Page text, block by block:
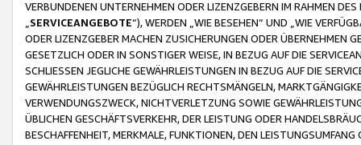
VERBUNDENEN UNTERNEHMEN ODER LIZENZGEBERN IM RAHMEN
SERVICEANGEBOTE“), WERDEN „WIE BESEHEN“ UND „WIE
ODER LIZENZGEBER MACHEN ZUSICHERUNGEN ODER ÜBERNEHMEN
GESETZLICH ODER IN SONSTIGER WEISE, IN BEZUG AUF DIE
SCHLIESSEN JEGLICHE GEWÄHRLEISTUNGEN IN BEZUG AUF DIE
GEWÄHRLEISTUNGEN BEZÜGLICH RECHTSMÄNGELN,
VERWENDUNGSZWECK, NICHTVERLETZUNG SOWIE
ÜBLICHEN GESCHÄFTSVERKEHR, DER LEISTUNG ODER
BESCHAFFENHEIT, MERKMALE, FUNKTIONEN, DEN